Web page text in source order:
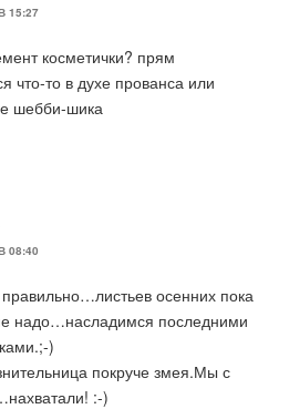
15:27
косметички? прям
что-то в духе прованса или
шебби-шика
08:40
осенних пока
надо…насладимся последними
)
покруче змея.Мы с
:-)